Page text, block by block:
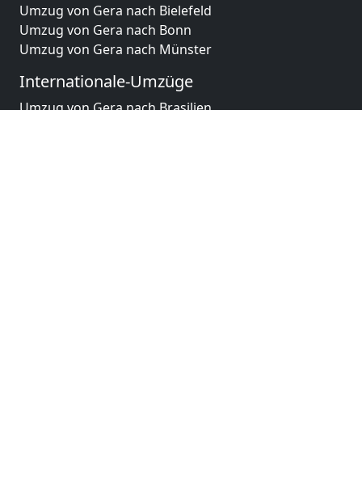
Umzug von Gera nach Bielefeld
Umzug von Gera nach Bonn
Umzug von Gera nach Münster
Internationale-Umzüge
Umzug von Gera nach Brasilien